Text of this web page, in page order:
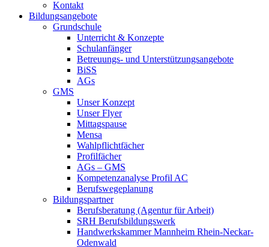
Kontakt
Bildungsangebote
Grundschule
Unterricht & Konzepte
Schulanfänger
Betreuungs- und Unterstützungsangebote
BiSS
AGs
GMS
Unser Konzept
Unser Flyer
Mittagspause
Mensa
Wahlpflichtfächer
Profilfächer
AGs – GMS
Kompetenzanalyse Profil AC
Berufswegeplanung
Bildungspartner
Berufsberatung (Agentur für Arbeit)
SRH Berufsbildungswerk
Handwerkskammer Mannheim Rhein-Neckar-
Odenwald